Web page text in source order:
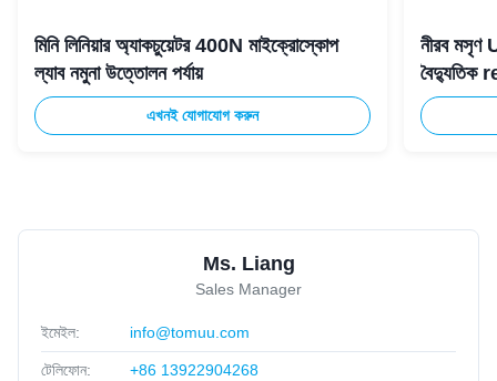
মিনি লিনিয়ার অ্যাকচুয়েটর 400N মাইক্রোস্কোপ
ল্যাব নমুনা উত্তোলন পর্যায়
এখনই যোগাযোগ করুন
নীরব মসৃণ
বৈদ্যুতিক
Ms. Liang
Sales Manager
ইমেইল: info@tomuu.com
টেলিফোন: +86 13922904268